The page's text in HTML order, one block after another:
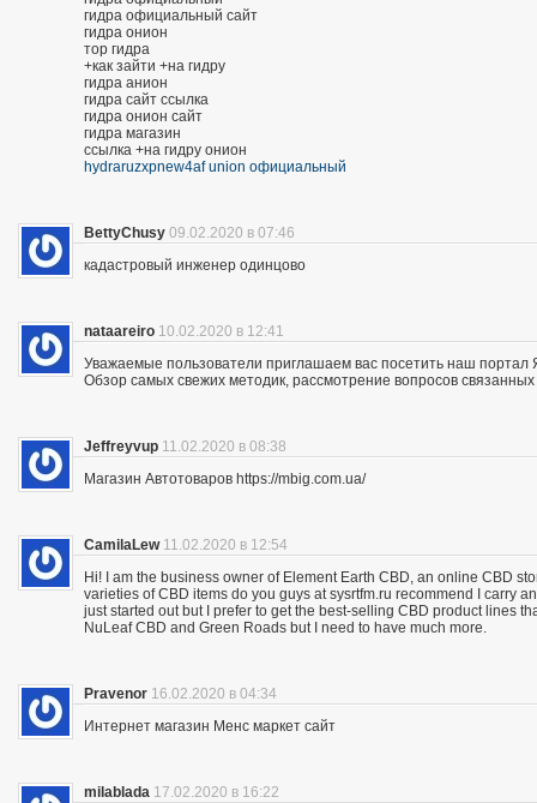
гидра официальный сайт
гидра онион
тор гидра
+как зайти +на гидру
гидра анион
гидра сайт ссылка
гидра онион сайт
гидра магазин
ссылка +на гидру онион
hydraruzxpnew4af union официальный
BettyChusy 09.02.2020 в 07:46
кадастровый инженер одинцово
nataareiro 10.02.2020 в 12:41
Уважаемые пользователи приглашаем вас посетить наш портал
Обзор самых свежих методик, рассмотрение вопросов
Jeffreyvup 11.02.2020 в 08:38
Магазин Автотоваров https://mbig.com.ua/
CamilaLew 11.02.2020 в 12:54
Hi! I am the business owner of Element Earth CBD, an online CBD
varieties of CBD items do you guys at sysrtfm.ru recommend I carry
just started out but I prefer to get the best-selling CBD product lines
NuLeaf CBD and Green Roads but I need to have much more.
Pravenor 16.02.2020 в 04:34
Интернет магазин Менс маркет сайт
milablada 17.02.2020 в 16:22